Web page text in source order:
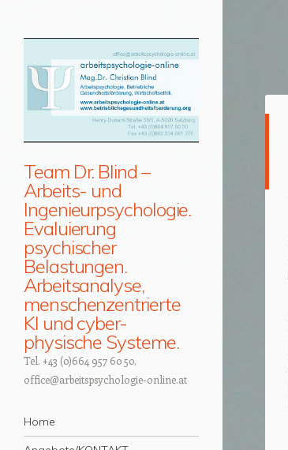
Team Dr. Blind –
Arbeits- und
Ingenieurpsychologie.
Evaluierung
psychischer
Belastungen.
Arbeitsanalyse,
menschenzentrierte
KI und cyber-
physische Systeme.
Tel. +43 (0)664 957 60 50,
office@arbeitspsychologie-online.at
Menü
Zum Inhalt springen
Home